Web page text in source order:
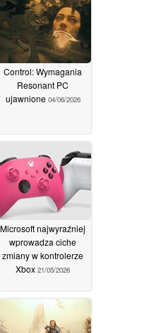
Control: Wymagania
Resonant PC
ujawnione 04/06/2026
Microsoft najwyraźniej
wprowadza ciche
zmiany w kontrolerze
Xbox 21/05/2026